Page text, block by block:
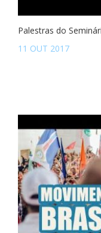
Palestras do
11 OUT 2017